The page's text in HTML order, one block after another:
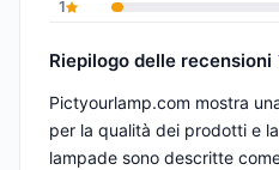
1
Riepilogo delle recensioni
Pictyourlamp.com mostra
per la qualità dei prodotti e
lampade sono descritte